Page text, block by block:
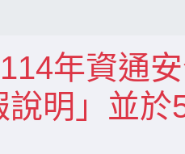
年資通
明」並於